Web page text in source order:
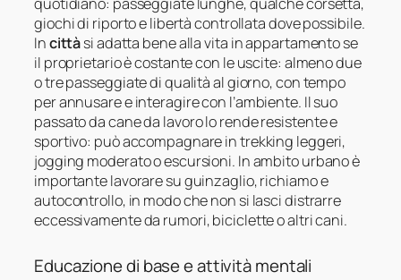
giochi di riporto e libertà controllata dove possibile.
Incittàsi adatta bene alla vita in appartamento se
il proprietario è costante con le uscite: almeno due
o tre passeggiate di qualità al giorno, con tempo
per annusare e interagire con l’ambiente. Il suo
passato da cane da lavoro lo rende resistente e
sportivo: può accompagnare in trekking leggeri,
jogging moderato o escursioni. In ambito urbano è
importante lavorare su guinzaglio, richiamo e
autocontrollo, in modo che non si lasci distrarre
eccessivamente da rumori, biciclette o altri cani.
Educazione di base e attività mentali